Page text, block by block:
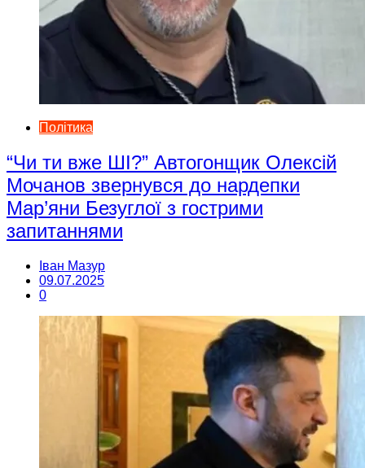
Політика
“Чи ти вже ШІ?” Автогонщик Олексій
Мочанов звернувся до нардепки
Мар’яни Безуглої з гострими
запитаннями
Іван Мазур
09.07.2025
0